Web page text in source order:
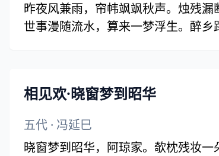
昨夜风兼雨，帘帏飒飒秋声。烛残漏
世事漫随流水，算来一梦浮生。醉
相见欢·晓窗梦到昭华
五代 · 冯延巳
晓窗梦到昭华，阿琼家。欹枕残妆一